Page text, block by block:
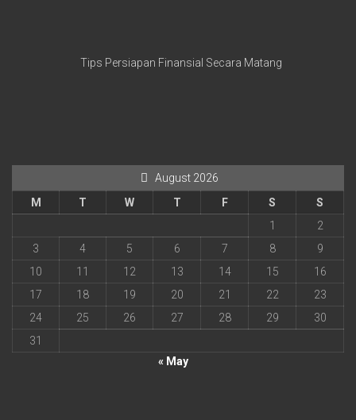
Tips Persiapan Finansial Secara Matang
August 2026
M
T W T F S
S
1
2
3
4 5 6 7 8
9
10
11 12 13 14 15
16
17
18 19 20 21 22
23
24
25 26 27 28 29
30
31
« May